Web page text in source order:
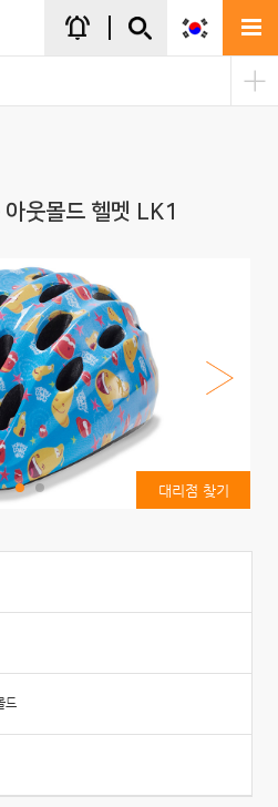
notifications_active
아웃몰드 헬멧 LK1
대리점 찾기
드